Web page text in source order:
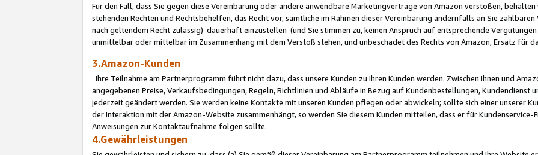
Für den Fall, dass Sie gegen diese Vereinbarung oder andere anwendbare Marketingverträge von Amazon verstoßen,
stehenden Rechten und Rechtsbehelfen, das Recht vor, sämtliche im Rahmen dieser Vereinbarung andernfalls an Sie
nach geltendem Recht zulässig) dauerhaft einzustellen (und Sie stimmen zu, keinen Anspruch auf entsprechende
unmittelbar oder mittelbar im Zusammenhang mit dem Verstoß stehen, und unbeschadet des Rechts von Amazon, Ersatz für
3.Amazon-Kunden
Ihre Teilnahme am Partnerprogramm führt nicht dazu, dass unsere Kunden zu Ihren Kunden werden. Zwischen Ihnen und
angegebenen Preise, Verkaufsbedingungen, Regeln, Richtlinien und Abläufe in Bezug auf Kundenbestellungen, Kundendienst
jederzeit geändert werden. Sie werden keine Kontakte mit unseren Kunden pflegen oder abwickeln; sollte sich einer unserer
der Interaktion mit der Amazon-Website zusammenhängt, so werden Sie diesem Kunden mitteilen, dass er für
Anweisungen zur Kontaktaufnahme folgen sollte.
4.Gewährleistungen